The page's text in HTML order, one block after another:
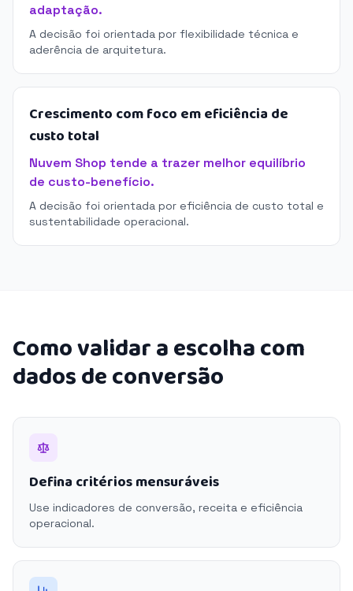
adaptação.
A decisão foi orientada por flexibilidade técnica e
aderência de arquitetura.
Crescimento com foco em eficiência de
custo total
Nuvem Shop tende a trazer melhor equilíbrio
de custo-benefício.
A decisão foi orientada por eficiência de custo total e
sustentabilidade operacional.
Como validar a escolha com
dados de conversão
Defina critérios mensuráveis
Use indicadores de conversão, receita e eficiência
operacional.